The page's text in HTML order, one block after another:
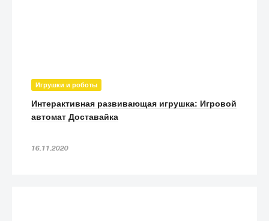
Игрушки и роботы
Интерактивная развивающая игрушка: Игровой
автомат Доставайка
16.11.2020